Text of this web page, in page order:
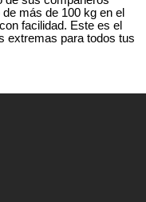
más de 100 kg en el
facilidad. Este es el
extremas para todos tus